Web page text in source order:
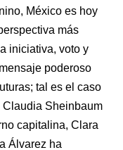
México es hoy
más
iniciativa, voto y
poderoso
tal es el caso
Claudia Sheinbaum
capitalina, Clara
Álvarez ha